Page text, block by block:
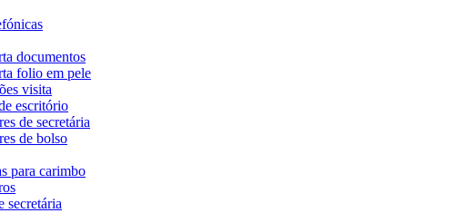
documentos
folio em pele
visita
escritório
de secretária
de bolso
para carimbo
secretária